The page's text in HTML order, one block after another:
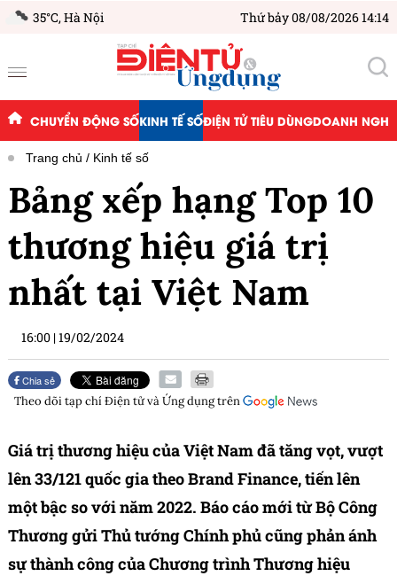
35°C,Hà Nội Thứ bảy 08/08/2026 14:14
CHUYỂN ĐỘNG SỐKINH TẾ SỐĐIỆN TỬ TIÊU DÙNGDOANH
Trang chủ Kinh tế số
Bảng xếp hạng Top 10
thương hiệu giá trị
nhất tại Việt Nam
16:00 |19/02/2024
Chia sẻ
Theo dõi tạp chíĐiện tử và Ứng dụngtrên
Giá trị thương hiệu của Việt Nam đã tăng vọt, vượt
lên 33/121 quốc gia theo Brand Finance, tiến lên
một bậc so với năm 2022. Báo cáo mới từ Bộ Công
Thương gửi Thủ tướng Chính phủ cũng phản ánh
sự thành công của Chương trình Thương hiệu